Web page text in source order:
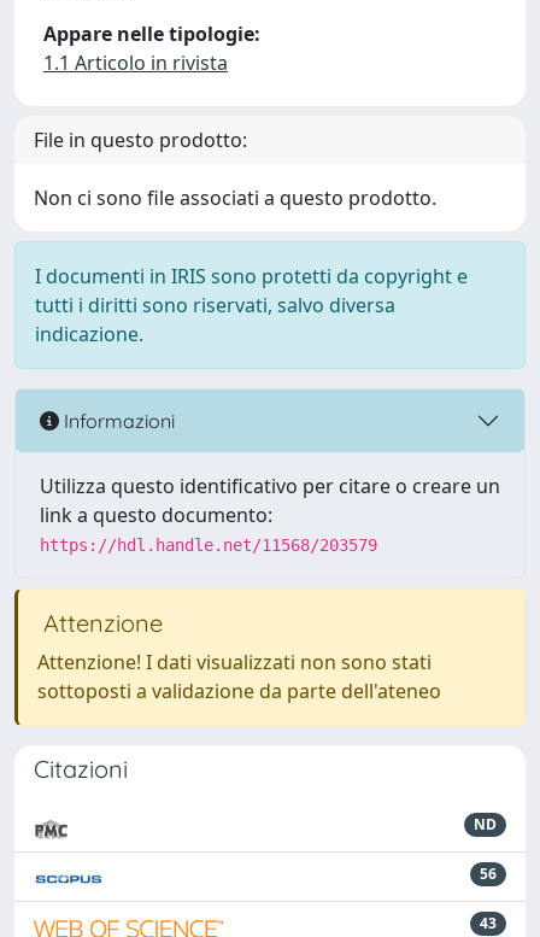
Appare nelle tipologie:
1.1 Articolo in rivista
File in questo prodotto:
Non ci sono file associati a questo prodotto.
I documenti in IRIS sono protetti da copyright e
tutti i diritti sono riservati, salvo diversa
indicazione.
Informazioni
Utilizza questo identificativo per citare o creare un
link a questo documento:
https://hdl.handle.net/11568/203579
Attenzione
Attenzione! I dati visualizzati non sono stati
sottoposti a validazione da parte dell'ateneo
Citazioni
ND
56
43